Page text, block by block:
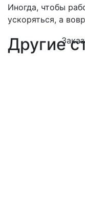
Иногда, чтобы
ускоряться, а
Другие